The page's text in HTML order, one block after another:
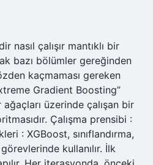
nasıl çalışır mantıklı bir
bazı bölümler gereğinden
kaçmaması gereken
Gradient Boosting”
üzerinde çalışan bir
Çalışma prensibi :
: XGBoost, sınıflandırma,
kullanılır. İlk